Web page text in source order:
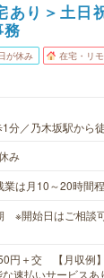
あり＞土日
が休み 在宅・リ
分／乃木坂駅から
み
は月10～20時間程
※開始日はご相談
円＋交 【月収例
速払いサービスあ